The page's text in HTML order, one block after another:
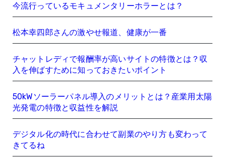
今流行っているモキュメンタリーホラーとは？
松本幸四郎さんの激やせ報道、健康が一番
チャットレディで報酬率が高いサイトの特徴とは？収
入を伸ばすために知っておきたいポイント
50kWソーラーパネル導入のメリットとは？産業用太陽
光発電の特徴と収益性を解説
デジタル化の時代に合わせて副業のやり方も変わって
きてるね